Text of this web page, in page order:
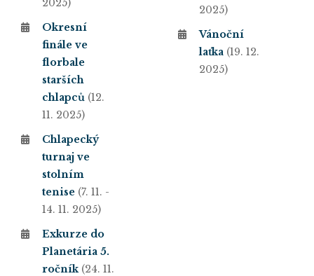
2025)
Okresní
finále ve
florbale
starších
chlapců (12.
11. 2025)
Chlapecký
turnaj ve
stolním
tenise (7. 11. -
14. 11. 2025)
Exkurze do
Planetária 5.
ročník(24. 11.
2025)
Vánoční
laťka (19. 12.
2025)